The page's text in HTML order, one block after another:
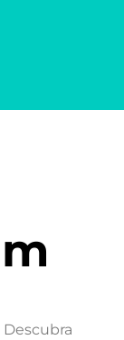
Descubra